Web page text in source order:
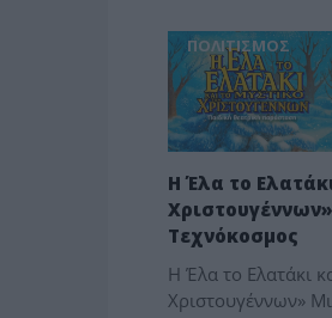
ΠΟΛΙΤΙΣΜΟΣ
Η Έλα το
Τεχνόκοσμος
Η Έλα το Ελατάκι
Χριστουγέννων»